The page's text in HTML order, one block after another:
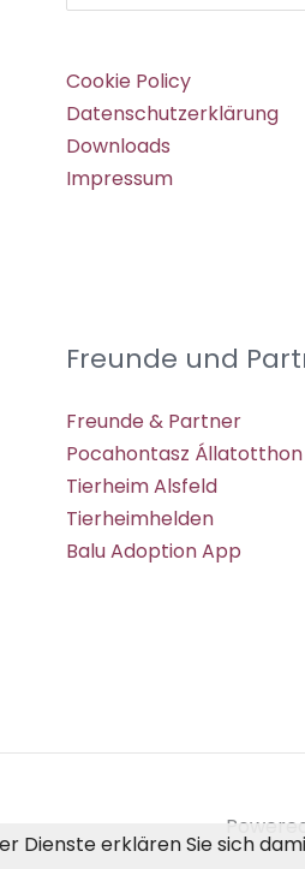
Cookie Policy
Datenschutzerklärung
Downloads
Impressum
Freunde und
Freunde & Partner
Pocahontasz Állatotthon
Tierheim Alsfeld
Tierheimhelden
Balu Adoption App
erklären Sie sich